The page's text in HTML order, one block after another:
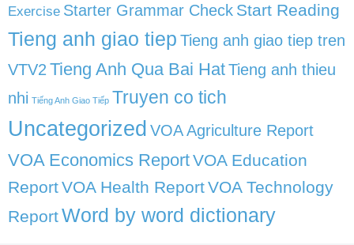
Exercise Starter Grammar Check Start Reading
Tieng anh giao tiep Tieng anh giao tiep tren
VTV2 Tieng Anh Qua Bai HatTieng anh thieu
nhi Tiếng Anh Giao Tiếp Truyen co tich
Uncategorized VOA Agriculture Report
VOA Economics ReportVOA Education
ReportVOA Health ReportVOA Technology
ReportWord by word dictionary